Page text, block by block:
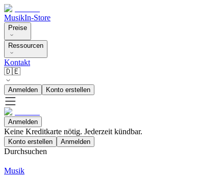
MusikIn-Store
Preise
Ressourcen
Kontakt
🇩🇪
Anmelden Konto erstellen
Anmelden
Keine Kreditkarte nötig. Jederzeit kündbar.
Konto erstellen Anmelden
Durchsuchen
Musik